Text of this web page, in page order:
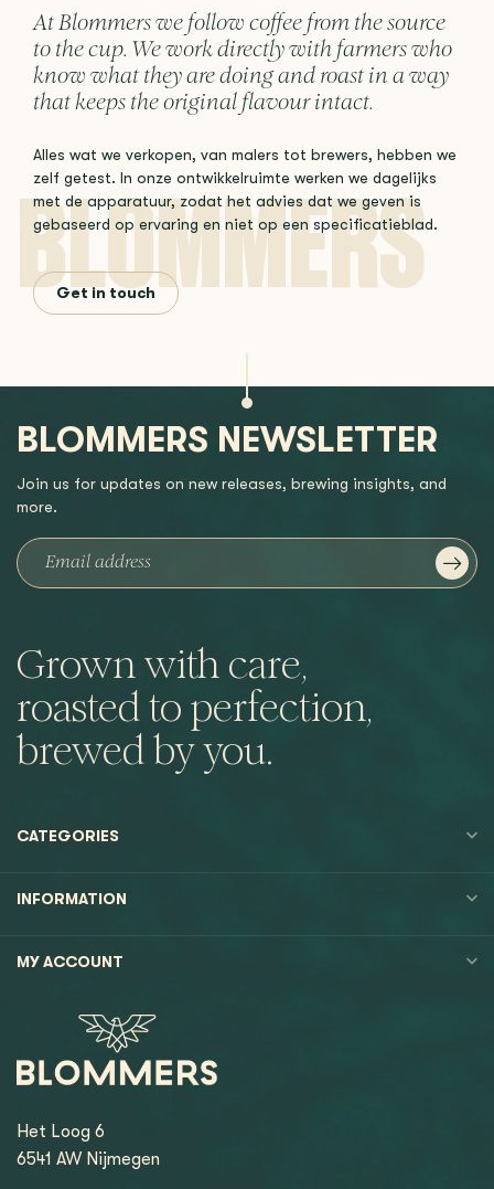
At Blommers we follow coffee from the source
to the cup. We work directly with farmers who
know what they are doing and roast in a way
that keeps the original flavour intact.
Alles wat we verkopen, van malers tot brewers, hebben we
zelf getest. In onze ontwikkelruimte werken we dagelijks
met de apparatuur, zodat het advies dat we geven is
gebaseerd op ervaring en niet op een specificatieblad.
Get in touch
Grown with care,
roasted to perfection,
brewed by you.
BLOMMERS NEWSLETTER
Join us for updates on new releases, brewing insights, and
more.
CATEGORIES
INFORMATION
MY ACCOUNT
Het Loog 6
6541 AW Nijmegen